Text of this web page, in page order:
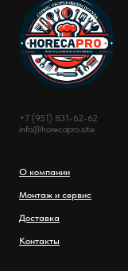
+7 (951) 831-62-62
info@horecapro.site
О компании
Монтаж и сервис
Доставка
Контакты